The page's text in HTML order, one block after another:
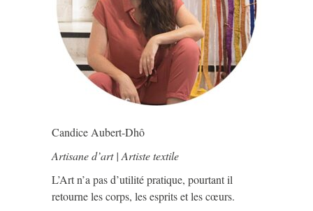
Candice Aubert-Dhô
Artisane d’art | Artiste textile
L’Art n’a pas d’utilité pratique, pourtant il
retourne les corps, les esprits et les cœurs.